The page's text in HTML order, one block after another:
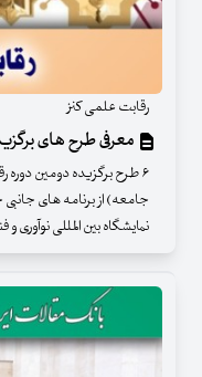
رقابت علمی کنز
معرفی طرح های
۶ طرح برگزیده دومین دوره
جامعه) از برنامه های
نمایشگاه بین المللی نوآوری و فناوری